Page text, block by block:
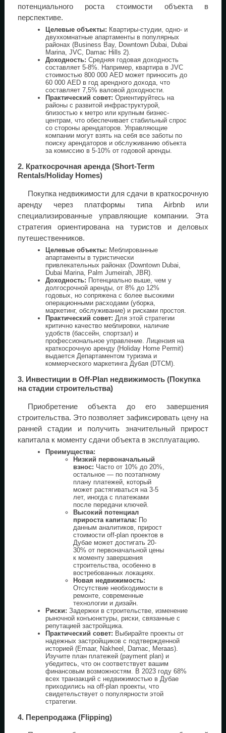
потенциального роста стоимости объекта в
перспективе.
Целевые объекты: Квартиры-студии, одно- и
двухкомнатные апартаменты в популярных
районах (Business Bay, Downtown Dubai, Dubai
Marina, JVC, Damac Hills 2).
Доходность: Средняя годовая доходность
составляет 5-8%. Например, квартира в JVC
стоимостью 800 000 AED может приносить до
60 000 AED в год арендного дохода, что
составляет 7,5% валовой доходности.
Практический совет: Ориентируйтесь на
районы с развитой инфраструктурой,
близостью к метро или крупным бизнес-
центрам, что обеспечивает стабильный спрос
со стороны арендаторов. Управляющие
компании могут взять на себя все заботы по
поиску арендаторов и обслуживанию объекта
за комиссию в 5-10% от годовой аренды.
2. Краткосрочная аренда (Short-Term
Rentals/Holiday Homes)
Покупка недвижимости для сдачи в краткосрочную
аренду через платформы типа Airbnb или
специализированные управляющие компании. Эта
стратегия ориентирована на туристов и деловых
путешественников.
Целевые объекты: Меблированные
апартаменты в туристически
привлекательных районах (Downtown Dubai,
Dubai Marina, Palm Jumeirah, JBR).
Доходность: Потенциально выше, чем у
долгосрочной аренды, от 8% до 12%
годовых, но сопряжена с более высокими
операционными расходами (уборка,
маркетинг, обслуживание) и рисками простоя.
Практический совет: Для этой стратегии
критично качество меблировки, наличие
удобств (бассейн, спортзал) и
профессиональное управление. Лицензия на
краткосрочную аренду (Holiday Home Permit)
выдается Департаментом туризма и
коммерческого маркетинга Дубая (DTCM).
3. Инвестиции в Off-Plan недвижимость (Покупка
на стадии строительства)
Приобретение объекта до его завершения
строительства. Это позволяет зафиксировать цену на
ранней стадии и получить значительный прирост
капитала к моменту сдачи объекта в эксплуатацию.
Преимущества:
Низкий первоначальный
взнос: Часто от 10% до 20%,
остальное — по поэтапному
плану платежей, который
может растягиваться на 3-5
лет, иногда с платежами
после передачи ключей.
Высокий потенциал
прироста капитала: По
данным аналитиков, прирост
стоимости off-plan проектов в
Дубае может достигать 20-
30% от первоначальной цены
к моменту завершения
строительства, особенно в
востребованных локациях.
Новая недвижимость:
Отсутствие необходимости в
ремонте, современные
технологии и дизайн.
Риски: Задержки в строительстве, изменение
рыночной конъюнктуры, риски, связанные с
репутацией застройщика.
Практический совет: Выбирайте проекты от
надежных застройщиков с подтвержденной
историей (Emaar, Nakheel, Damac, Meraas).
Изучите план платежей (payment plan) и
убедитесь, что он соответствует вашим
финансовым возможностям. В 2023 году 68%
всех транзакций с недвижимостью в Дубае
приходились на off-plan проекты, что
свидетельствует о популярности этой
стратегии.
4. Перепродажа (Flipping)